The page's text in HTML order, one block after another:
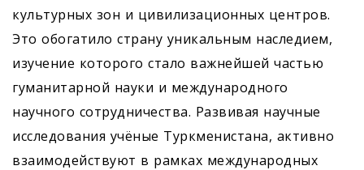
культурных зон и цивилизационных центров.
Это обогатило страну уникальным наследием,
изучение которого стало важнейшей частью
гуманитарной науки и международного
научного сотрудничества. Развивая научные
исследования учёные Туркменистана, активно
взаимодействуют в рамках международных